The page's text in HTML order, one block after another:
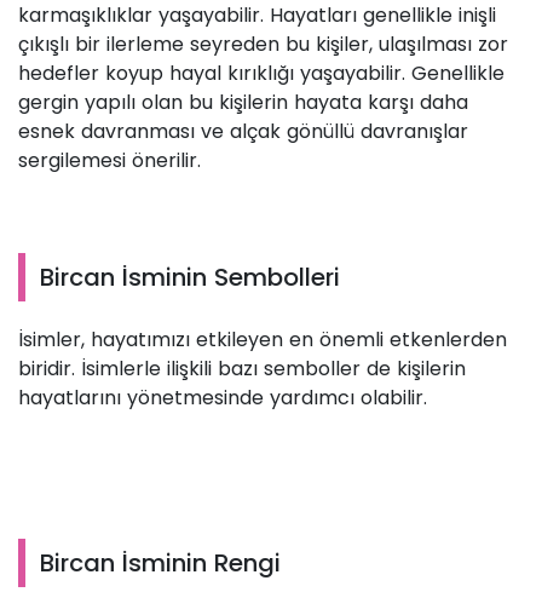
karmaşıklıklar yaşayabilir. Hayatları genellikle inişli
çıkışlı bir ilerleme seyreden bu kişiler, ulaşılması zor
hedefler koyup hayal kırıklığı yaşayabilir. Genellikle
gergin yapılı olan bu kişilerin hayata karşı daha
esnek davranması ve alçak gönüllü davranışlar
sergilemesi önerilir.
Bircan İsminin Sembolleri
İsimler, hayatımızı etkileyen en önemli etkenlerden
biridir. İsimlerle ilişkili bazı semboller de kişilerin
hayatlarını yönetmesinde yardımcı olabilir.
Bircan İsminin Rengi